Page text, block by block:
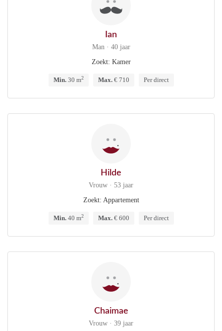
Ian
Man · 40 jaar
Zoekt: Kamer
Min.30 m2 Max.€ 710 Per direct
Hilde
Vrouw · 53 jaar
Zoekt: Appartement
Min.40 m2 Max.€ 600 Per direct
Chaimae
Vrouw · 39 jaar